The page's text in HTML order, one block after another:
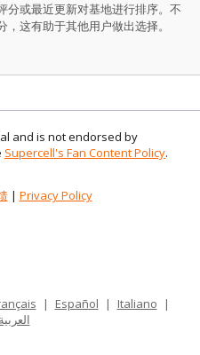
分或最近更新对基地进行排序。不
这有助于其他用户做出选择。
and is not endorsed by
Supercell's Fan Content Policy.
| Privacy Policy
| Español | Italiano
|
العربية